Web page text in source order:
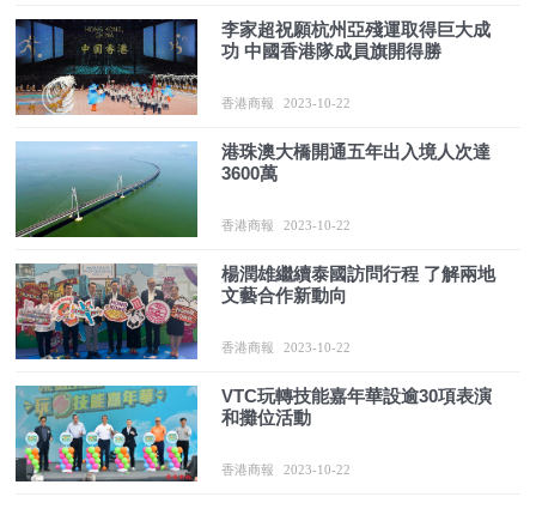
李家超祝願杭州亞殘運取得巨大成
功 中國香港隊成員旗開得勝
香港商報 2023-10-22
港珠澳大橋開通五年出入境人次達
3600萬
香港商報 2023-10-22
楊潤雄繼續泰國訪問行程 了解兩地
文藝合作新動向
香港商報 2023-10-22
VTC玩轉技能嘉年華設逾30項表演
和攤位活動
香港商報 2023-10-22